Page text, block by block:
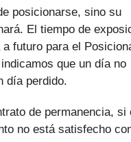
posicionarse, sino su
El tiempo de
futuro para el
que un día no
día perdido.
de permanencia, si
no está satisfecho